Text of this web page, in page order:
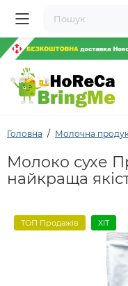
Головна Молочна
Молоко сухе
найкраща
ТОП Продажів ХІТ